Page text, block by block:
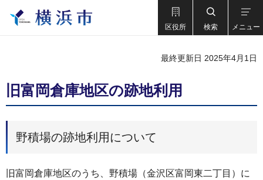
区役所 検索 メニュー
最終更新日 2025年4月1日
旧富岡倉庫地区の跡地利用
野積場の跡地利用について
旧富岡倉庫地区のうち、野積場（金沢区富岡東二丁目）に